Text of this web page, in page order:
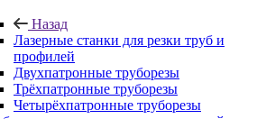
Назад
Лазерные станки для резки труб и
профилей
Двухпатронные труборезы
Трёхпатронные труборезы
Четырёхпатронные труборезы